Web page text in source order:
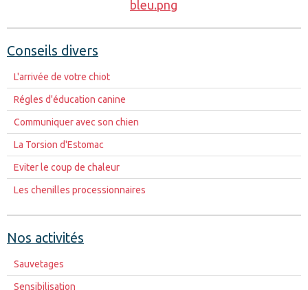
Conseils divers
L'arrivée de votre chiot
Régles d'éducation canine
Communiquer avec son chien
La Torsion d'Estomac
Eviter le coup de chaleur
Les chenilles processionnaires
Nos activités
Sauvetages
Sensibilisation